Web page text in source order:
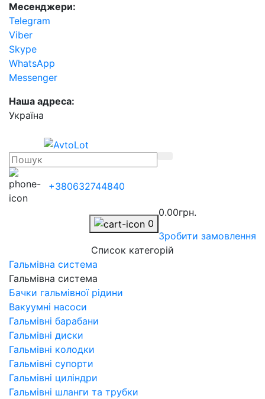
Месенджери:
Telegram
Viber
Skype
WhatsApp
Messenger
Наша адреса:
Українa
+380632744840
0
0.00грн.
Зробити замовлення
Список категорій
Гальмівна система
Гальмівна система
Бачки гальмівної рідини
Вакуумні насоси
Гальмівні барабани
Гальмівні диски
Гальмівні колодки
Гальмівні супорти
Гальмівні циліндри
Гальмівні шланги та трубки